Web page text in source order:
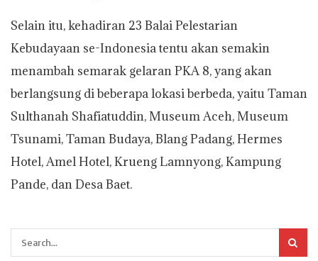
Selain itu, kehadiran 23 Balai Pelestarian
Kebudayaan se-Indonesia tentu akan semakin
menambah semarak gelaran PKA 8, yang akan
berlangsung di beberapa lokasi berbeda, yaitu Taman
Sulthanah Shafiatuddin, Museum Aceh, Museum
Tsunami, Taman Budaya, Blang Padang, Hermes
Hotel, Amel Hotel, Krueng Lamnyong, Kampung
Pande, dan Desa Baet.